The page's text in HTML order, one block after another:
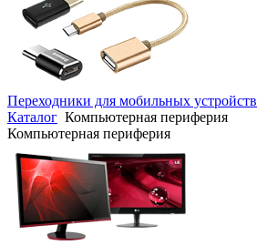
Переходники для мобильных устройств
Каталог Компьютерная периферия
Компьютерная периферия